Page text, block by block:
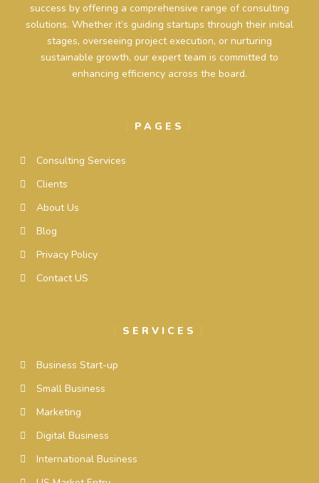
success by offering a comprehensive range of consulting
solutions. Whether it’s guiding startups through their initial
stages, overseeing project execution, or nurturing
sustainable growth, our expert team is committed to
enhancing efficiency across the board.
PAGES
Consulting Services
Clients
About Us
Blog
Privacy Policy
Contact US
SERVICES
Business Start-up
Small Business
Marketing
Digital Business
International Business